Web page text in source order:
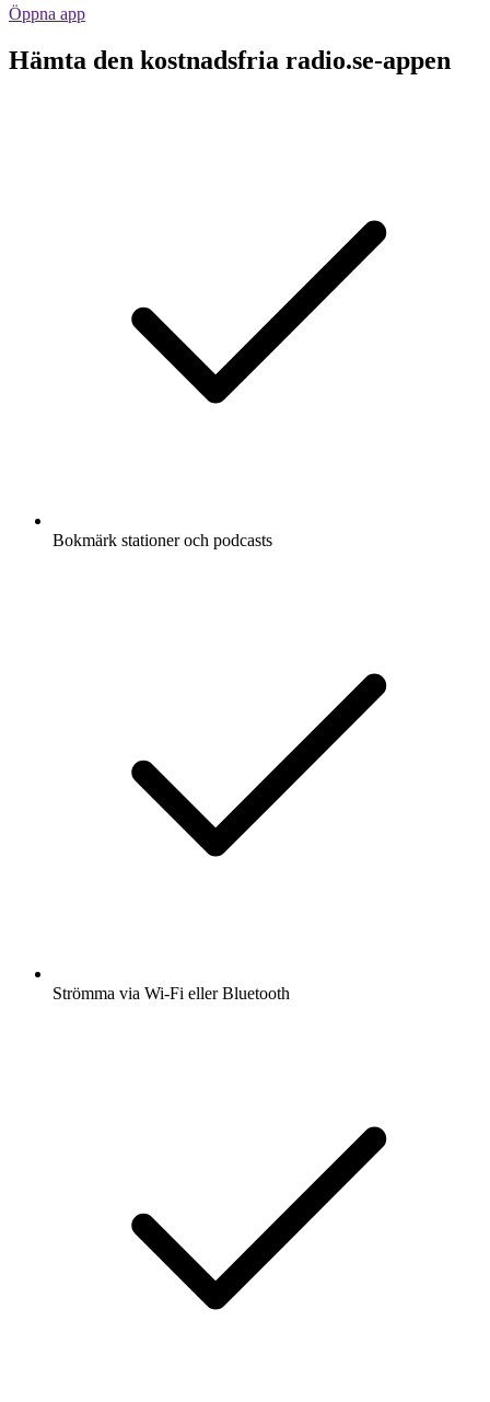
Öppna app
Hämta den kostnadsfria radio.se-appen
Bokmärk stationer och podcasts
Strömma via Wi-Fi eller Bluetooth